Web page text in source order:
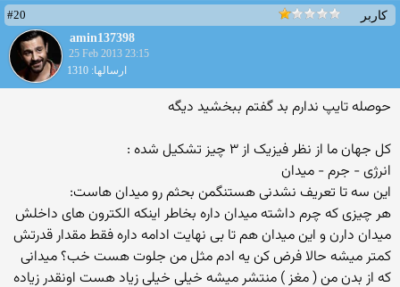
کاربر
#20
amin137398
25 Feb 2013 23:15
ارسالها: 1310
حوصله تایپ ندارم بد گفتم ببخشید دیگه
کل جهان ما از نظر فیزیک از ۳ چیز تشکیل شده :
انرژی - جرم - میدان
این سه تا تعریف نشدنی هستنگمن بحثم رو میدان هاست:
هر چیزی که چرم داشته میدان داره بخاطر اینکه الکترون های داخلش
میدان دارن و این میدان هم تا بی نهایت ادامه داره فقط مقدار قدرتش
کمتر میشه حالا فرض کن یه ادم مثل من جلوت هست خب؟ میدانی
که از بدن من ( مغز ) منتشر میشه خیلی خیلی زیاد هست اونقدر زیاده